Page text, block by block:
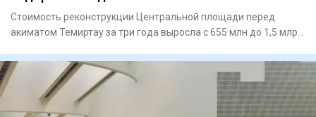
Стоимость реконструкции Центральной площади перед
акиматом Темиртау за три года выросла с 655 млн до 1,5 млрд